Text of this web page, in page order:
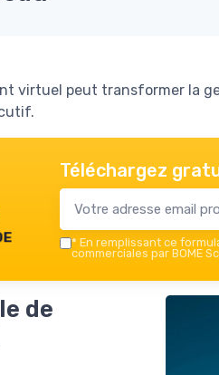
virtuel peut transformer la
Téléchargez
* En remplissant ce
commerciales par BOME
de